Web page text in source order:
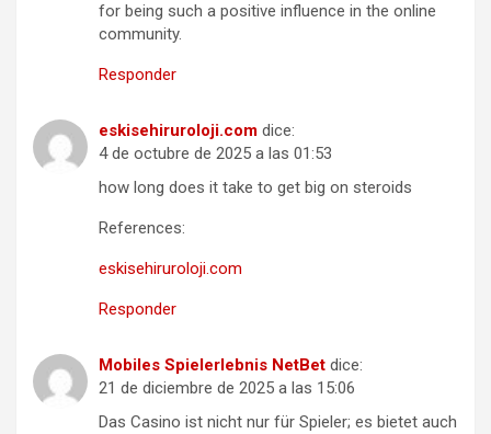
for being such a positive influence in the online
community.
Responder
eskisehiruroloji.com dice:
4 de octubre de 2025 a las 01:53
how long does it take to get big on steroids
References:
eskisehiruroloji.com
Responder
Mobiles Spielerlebnis NetBet dice:
21 de diciembre de 2025 a las 15:06
Das Casino ist nicht nur für Spieler; es bietet auch